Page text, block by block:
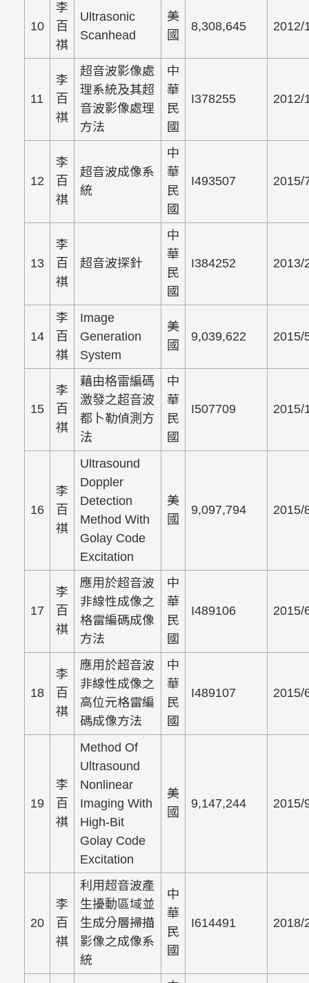
10
李
百
祺
Ultrasonic
Scanhead
美
國
8,308,645 2012/
11
李
百
祺
超音波影像處
理系統及其超
音波影像處理
方法
中
華
民
國
I378255 2012/
12
李
百
祺
超音波成像系
統
中
華
民
國
I493507 2015/
13
李
百
祺
超音波探針
中
華
民
國
I384252 2013/
14
李
百
祺
Image
Generation
System
美
國
9,039,622 2015/
15
李
百
祺
藉由格雷編碼
激發之超音波
都卜勒偵測方
法
中
華
民
國
I507709 2015/
16
李
百
祺
Ultrasound
Doppler
Detection
Method With
Golay Code
Excitation
美
國
9,097,794 2015/
17
李
百
祺
應用於超音波
非線性成像之
格雷編碼成像
方法
中
華
民
國
I489106 2015/
18
李
百
祺
應用於超音波
非線性成像之
高位元格雷編
碼成像方法
中
華
民
國
I489107 2015/
19
李
百
祺
Method Of
Ultrasound
Nonlinear
Imaging With
High-Bit
Golay Code
Excitation
美
國
9,147,244 2015/
20
李
百
祺
利用超音波產
生擾動區域並
生成分層掃描
影像之成像系
統
中
華
民
國
I614491 2018/